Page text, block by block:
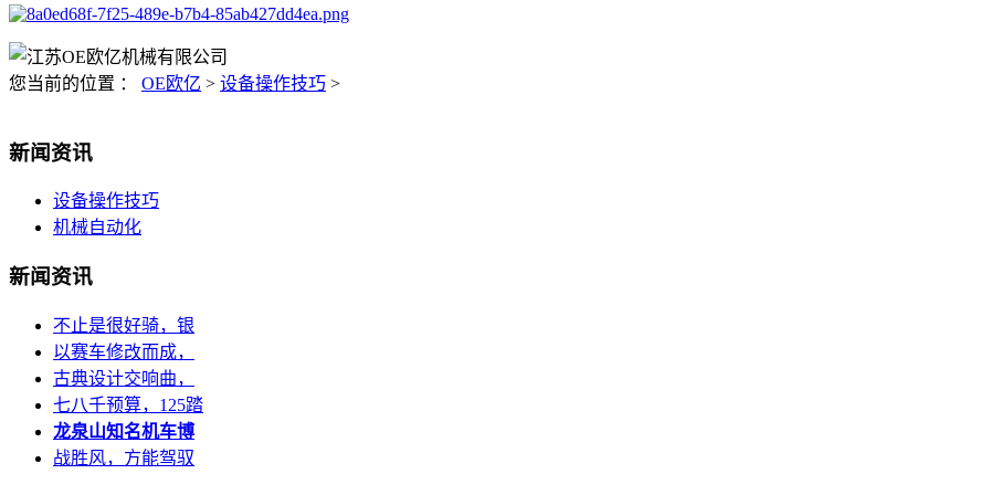
您当前的位置 ： OE欧亿 > 设备操作技巧 >
新闻资讯
设备操作技巧
机械自动化
新闻资讯
不止是很好骑，银
以赛车修改而成，
古典设计交响曲，
七八千预算，125踏
龙泉山知名机车博
战胜风，方能驾驭